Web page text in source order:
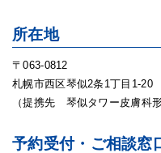
所在地
〒063-0812
札幌市西区琴似2条1丁目1-
（提携先 琴似タワー皮膚科形
予約受付・ご相談窓